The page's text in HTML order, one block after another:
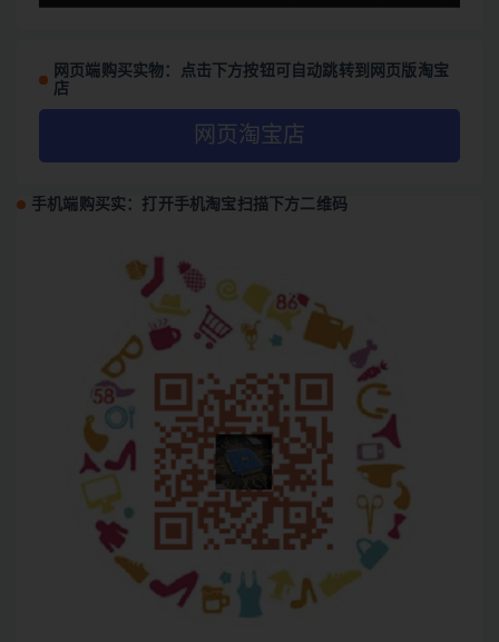
网页端购买实物：点击下方按钮可自动跳转到网页版淘宝
店
网页淘宝店
手机端购买实：打开手机淘宝扫描下方二维码